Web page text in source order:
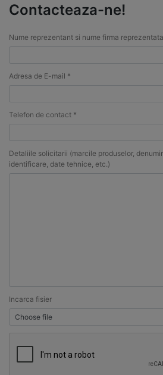
Contacteaza-ne!
Nume reprezentant si nume firma
Adresa de E-mail *
Telefon de contact *
Detaliile solicitarii (marcile produselor,
identificare, date tehnice, etc.)
Incarca fisier
Choose file